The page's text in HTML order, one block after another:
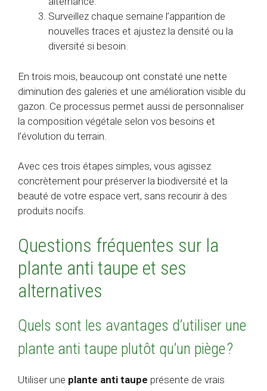
Surveillez chaque semaine l’apparition de
nouvelles traces et ajustez la densité ou la
diversité si besoin.
En trois mois, beaucoup ont constaté une nette
diminution des galeries et une amélioration visible du
gazon. Ce processus permet aussi de personnaliser
la composition végétale selon vos besoins et
l’évolution du terrain.
Avec ces trois étapes simples, vous agissez
concrètement pour préserver la biodiversité et la
beauté de votre espace vert, sans recourir à des
produits nocifs.
Questions fréquentes sur la
plante anti taupe et ses
alternatives
Quels sont les avantages d’utiliser une
plante anti taupe plutôt qu’un piège ?
Utiliser une plante anti taupe présente de vrais